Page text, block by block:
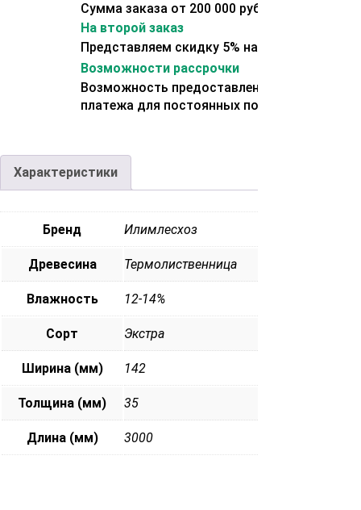
Сумма заказа от 200 000 рублей.
На второй заказ
Представляем скидку 5% на второй заказ
Возможности рассрочки
Возможность предоставления отсрочки
платежа для постоянных покупателей.
Характеристики
Бренд Илимлесхоз
Древесина Термолиственница
Влажность 12-14%
Сорт Экстра
Ширина (мм) 142
Толщина (мм) 35
Длина (мм) 3000